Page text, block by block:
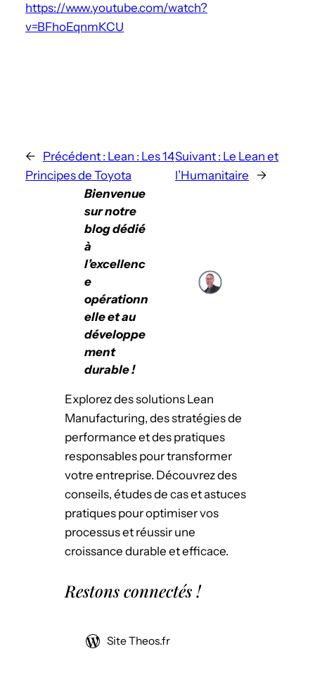
https://www.youtube.com/watch?
v=BFhoEqnmKCU
← Précédent : Lean : Les 14
Principes de Toyota
Suivant : Le Lean et
l’Humanitaire
→
Bienvenue
sur notre
blog dédié
à
l’excellenc
e
opérationn
elle et au
développe
ment
durable !
Explorez des solutions Lean
Manufacturing, des stratégies de
performance et des pratiques
responsables pour transformer
votre entreprise. Découvrez des
conseils, études de cas et astuces
pratiques pour optimiser vos
processus et réussir une
croissance durable et efficace.
Restons connectés !
Site Theos.fr